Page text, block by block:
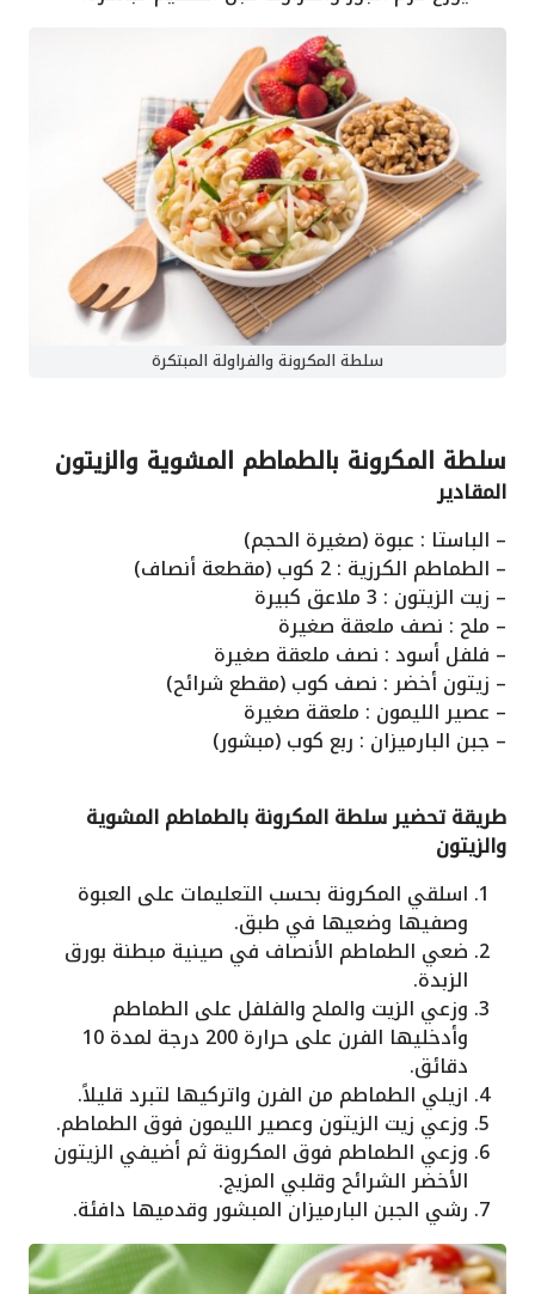
سلطة المكرونة والفراولة المبتكرة
سلطة المكرونة بالطماطم المشوية والزيتون
المقادير
– الباستا : عبوة (صغيرة الحجم)
– الطماطم الكرزية : 2 كوب (مقطعة أنصاف)
– زيت الزيتون : 3 ملاعق كبيرة
– ملح : نصف ملعقة صغيرة
– فلفل أسود : نصف ملعقة صغيرة
– زيتون أخضر : نصف كوب (مقطع شرائح)
– عصير الليمون : ملعقة صغيرة
– جبن البارميزان : ربع كوب (مبشور)
طريقة تحضير سلطة المكرونة بالطماطم المشوية
والزيتون
اسلقي المكرونة بحسب التعليمات على العبوة
وصفيها وضعيها في طبق.
ضعي الطماطم الأنصاف في صينية مبطنة بورق
الزبدة.
وزعي الزيت والملح والفلفل على الطماطم
وأدخليها الفرن على حرارة 200 درجة لمدة 10
دقائق.
ازيلي الطماطم من الفرن واتركيها لتبرد قليلاً.
وزعي زيت الزيتون وعصير الليمون فوق الطماطم.
وزعي الطماطم فوق المكرونة ثم أضيفي الزيتون
الأخضر الشرائح وقلبي المزيج.
رشي الجبن البارميزان المبشور وقدميها دافئة.